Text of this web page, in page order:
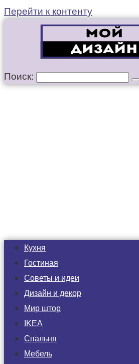
Перейти к контенту
Поиск:
Кухня
Гостиная
Советы и идеи
Дизайн и декор
Мир штор
IKEA
Спальня
Мебель